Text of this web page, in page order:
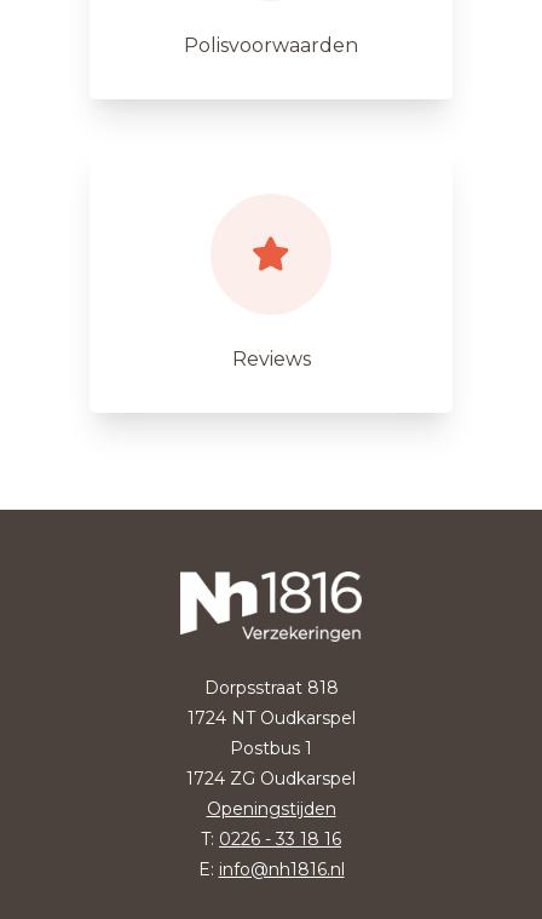
Polisvoorwaarden
Reviews
Dorpsstraat 818
1724 NT Oudkarspel
Postbus 1
1724 ZG Oudkarspel
Openingstijden
T: 0226 - 33 18 16
E: info@nh1816.nl